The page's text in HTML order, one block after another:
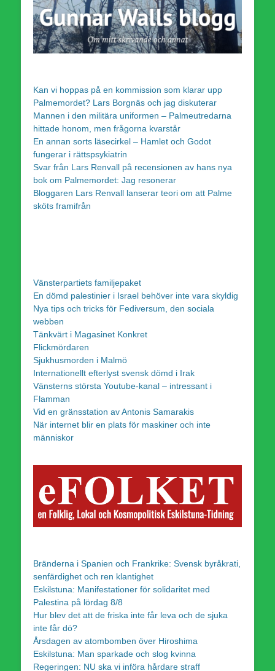
Kan vi hoppas på en kommission som klarar upp
Palmemordet? Lars Borgnäs och jag diskuterar
Mannen i den militära uniformen – Palmeutredarna
hittade honom, men frågorna kvarstår
En annan sorts läsecirkel – Hamlet och Godot
fungerar i rättspsykiatrin
Svar från Lars Renvall på recensionen av hans nya
bok om Palmemordet: Jag resonerar
Bloggaren Lars Renvall lanserar teori om att Palme
sköts framifrån
Vänsterpartiets familjepaket
En dömd palestinier i Israel behöver inte vara skyldig
Nya tips och tricks för Fediversum, den sociala
webben
Tänkvärt i Magasinet Konkret
Flickmördaren
Sjukhusmorden i Malmö
Internationellt efterlyst svensk dömd i Irak
Vänsterns största Youtube-kanal – intressant i
Flamman
Vid en gränsstation av Antonis Samarakis
När internet blir en plats för maskiner och inte
människor
Bränderna i Spanien och Frankrike: Svensk byråkrati,
senfärdighet och ren klantighet
Eskilstuna: Manifestationer för solidaritet med
Palestina på lördag 8/8
Hur blev det att de friska inte får leva och de sjuka
inte får dö?
Årsdagen av atombomben över Hiroshima
Eskilstuna: Man sparkade och slog kvinna
Regeringen: NU ska vi införa hårdare straff